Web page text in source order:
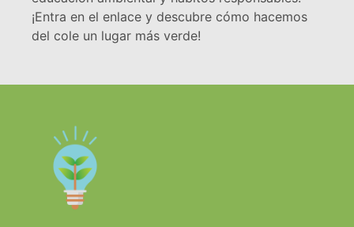
¡Entra en el enlace y descubre cómo hacemos
del cole un lugar más verde!